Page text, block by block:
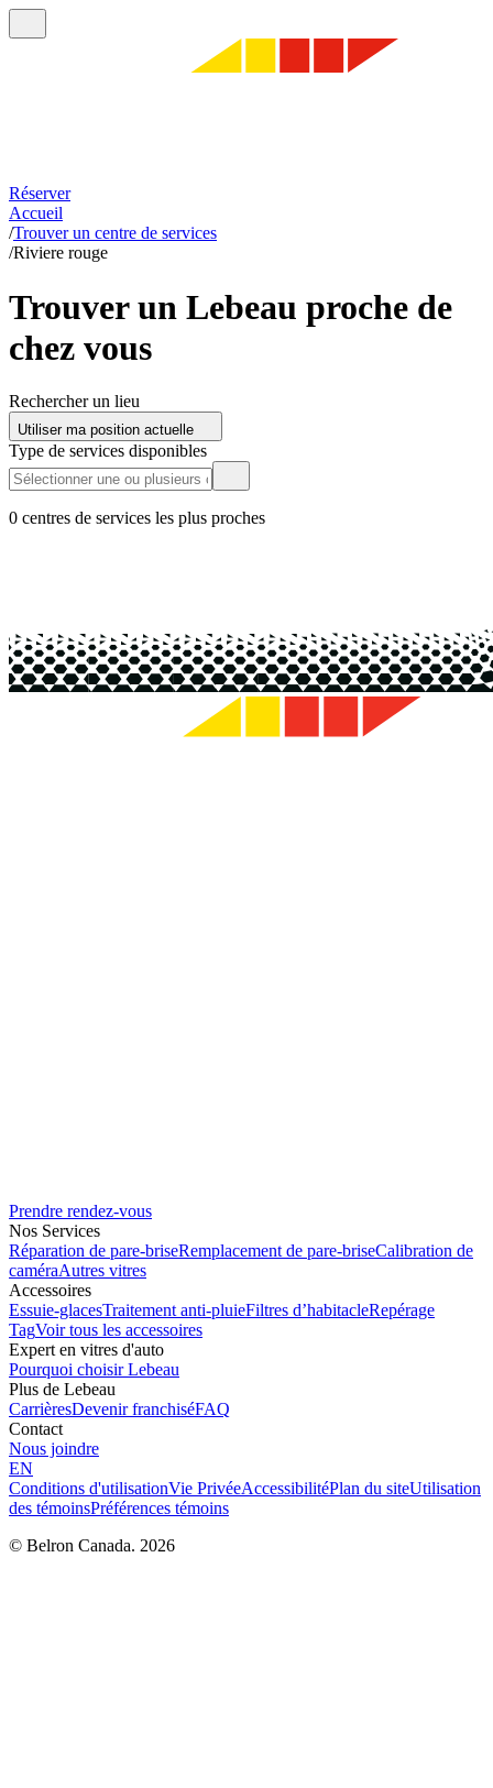
Réserver
Accueil
/Trouver un centre de services
/Riviere rouge
Trouver un Lebeau proche de
chez vous
Rechercher un lieu
Utiliser ma position actuelle
Type de services disponibles
0 centres de services les plus proches
Prendre rendez-vous
Nos Services
Réparation de pare-briseRemplacement de pare-briseCalibration de
caméraAutres vitres
Accessoires
Essuie-glacesTraitement anti-pluieFiltres d’habitacleRepérage
TagVoir tous les accessoires
Expert en vitres d'auto
Pourquoi choisir Lebeau
Plus de Lebeau
CarrièresDevenir franchiséFAQ
Contact
Nous joindre
EN
Conditions d'utilisationVie PrivéeAccessibilitéPlan du siteUtilisation
des témoinsPréférences témoins
© Belron Canada. 2026